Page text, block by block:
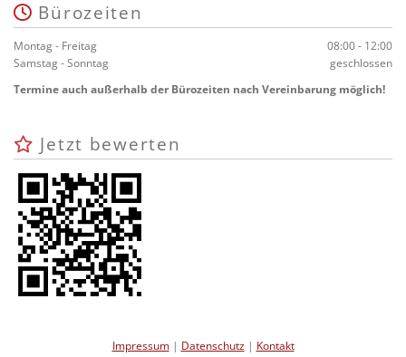
 Bürozeiten
Montag - Freitag
08:00 - 12:00
Samstag - Sonntag
geschlossen
Termine auch außerhalb der Bürozeiten nach Vereinbarung möglich!
 Jetzt bewerten
Impressum| Datenschutz| Kontakt